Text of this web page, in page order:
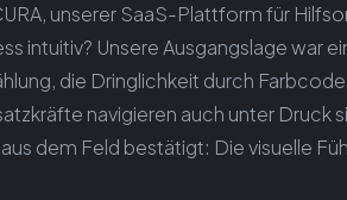
unserer SaaS-Plattform für
intuitiv? Unsere Ausgangslage war
die Dringlichkeit durch
navigieren auch unter
dem Feld bestätigt: Die visuelle